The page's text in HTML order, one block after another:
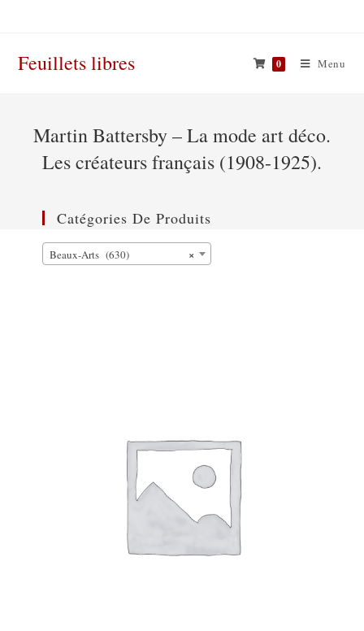
Feuillets libres 0 Menu
Martin Battersby – La mode art déco.
Les créateurs français (1908-1925).
Catégories De Produits
×
Beaux-Arts (630)